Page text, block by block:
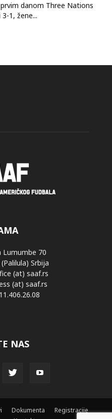
danom Three Nations
1, žene...
Lumumbe 70
Srbija
(at) saaf.rs
(at) saaf.rs
NAS
Dokumenta
Registracije